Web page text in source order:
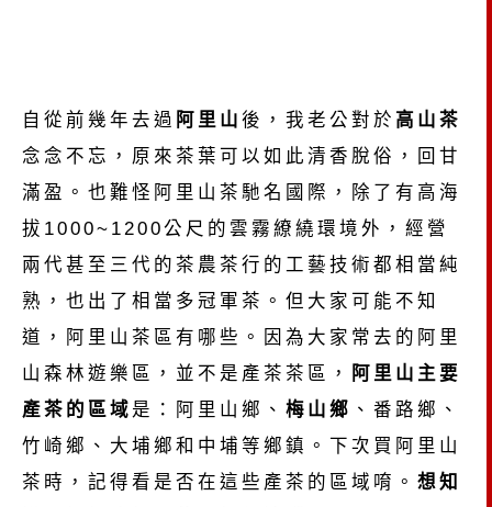
自從前幾年去過 阿里山 後，我老公對於 高山茶
念念不忘，原來茶葉可以如此清香脫俗，回甘
滿盈。也難怪阿里山茶馳名國際，除了有高海
拔1000~1200公尺的雲霧繚繞環境外，經營
兩代甚至三代的茶農茶行的工藝技術都相當純
熟，也出了相當多冠軍茶。但大家可能不知
道，阿里山茶區有哪些。因為大家常去的阿里
山森林遊樂區，並不是產茶茶區，
阿里山主要
產茶的區域 是：阿里山鄉、 梅山鄉 、番路鄉、
竹崎鄉、大埔鄉和中埔等鄉鎮。下次買阿里山
茶時，記得看是否在這些產茶的區域唷。 想知